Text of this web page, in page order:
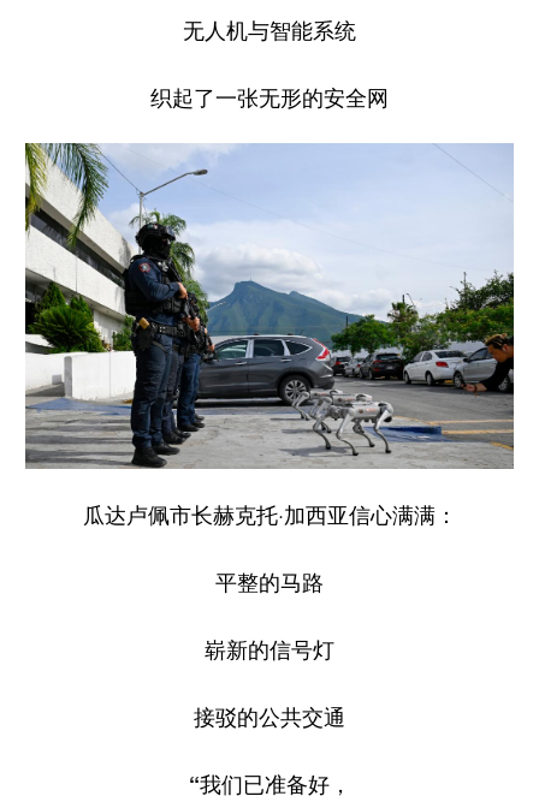
无人机与智能系统
织起了一张无形的安全网
瓜达卢佩市长赫克托·加西亚信心满满：
平整的马路
崭新的信号灯
接驳的公共交通
“我们已准备好，